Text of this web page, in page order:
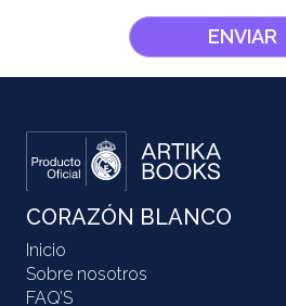
ENVIAR
CORAZÓN BLANCO
Inicio
Sobre nosotros
FAQ’S